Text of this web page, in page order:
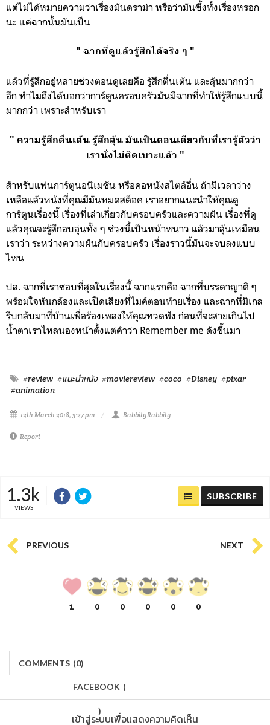
แต่ไม่ได้หมายความว่าเรื่องมันดราม่า หรือว่ามันซึ้งทั้งเรื่องหรอก
นะ แค่ฉากนั้นมันเป็น
" ฉากที่ดูแล้วรู้สึกได้จริง ๆ "
แล้วที่รู้สึกอยู่หลายช่วงตอนดูเลยคือ รู้สึกตื่นเต้น และลุ้นมากกว่า
อีก ทำไมถึงได้บอกว่าการ์ตูนครอบครัวมันมีฉากที่ทำให้รู้สึกแบบนี้
มากกว่า เพราะสำหรับเรา
" ความรู้สึกตื่นเต้น รู้สึกลุ้น มันเป็นตอนเดียวกับที่เรารู้ตัวว่า
เรานั่งไม่ติดเบาะแล้ว "
สำหรับแฟนการ์ตูนอนิเมชัน หรือคอหนังสไตล์อื่น ถ้ามีเวลาว่าง
เหลือแล้วหนังที่คุณมีมันหมดสต็อค เราอยากแนะนำให้คุณดู
การ์ตูนเรื่องนี้ เรื่องที่เล่าเกี่ยวกับครอบครัวและความฝัน เรื่องที่ดู
แล้วคุณจะรู้สึกอบอุ่นทั้ง ๆ ช่วงนี้เป็นหน้าหนาว แล้วมาลุ้นเหมือน
เราว่า ระหว่างความฝันกับครอบครัว เรื่องราวนี้มันจะจบลงแบบ
ไหน
ปล. ฉากที่เราชอบที่สุดในเรื่องนี้ ฉากแรกคือ ฉากที่บรรดาญาติ ๆ
พร้อมใจหันกล้องและเปิดเสียงที่ไมค์ตอนท้ายเรื่อง และฉากที่มิเกล
รีบกลับมาที่บ้านเพื่อร้องเพลงให้คุณทวดฟัง ก่อนที่จะสายเกินไป
น้ำตาเราไหลนองหน้าตั้งแต่คำว่า Remember me ดังขึ้นมา
#review #แนะนำหนัง #moviereview #coco #Disney #pixar
#animation
12th March 2018, 3:27 pm BabbityRabbity
Report
1.3k
VIEWS
SUBSCRIBE
PREVIOUS NEXT
1 0 0 0 0 0
COMMENTS (0)
FACEBOOK (
)
เข้าสู่ระบบเพื่อแสดงความคิดเห็น